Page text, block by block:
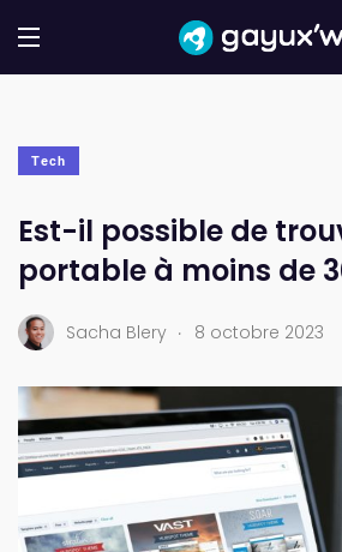
Tech
Est-il possible de
portable à moins de
Sacha Blery . 8 octobre 2023